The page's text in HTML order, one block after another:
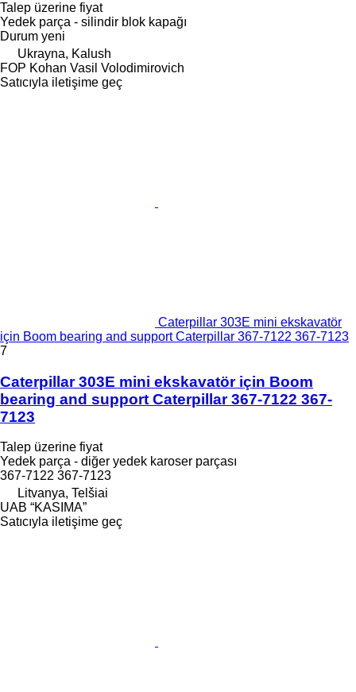
Talep üzerine fiyat
Yedek parça - silindir blok kapağı
Durum yeni
Ukrayna, Kalush
FOP Kohan Vasil Volodimirovich
Satıcıyla iletişime geç
Caterpillar 303E mini ekskavatör
için Boom bearing and support Caterpillar 367-7122 367-7123
7
Caterpillar 303E mini ekskavatör için Boom
bearing and support Caterpillar 367-7122 367-
7123
Talep üzerine fiyat
Yedek parça - diğer yedek karoser parçası
367-7122 367-7123
Litvanya, Telšiai
UAB “KASIMA”
Satıcıyla iletişime geç